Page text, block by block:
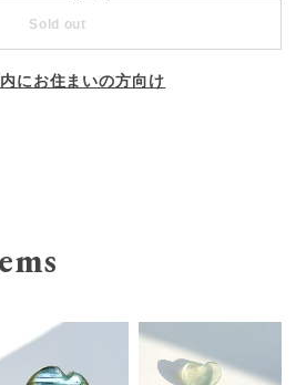
Sold out
にお住まいの方向け